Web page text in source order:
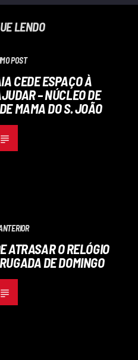
LENDO
POST
CEDE ESPAÇO À
– NÚCLEO DE
MAMA DO S. JOÃO
ATRASAR O RELÓGIO
DE DOMINGO